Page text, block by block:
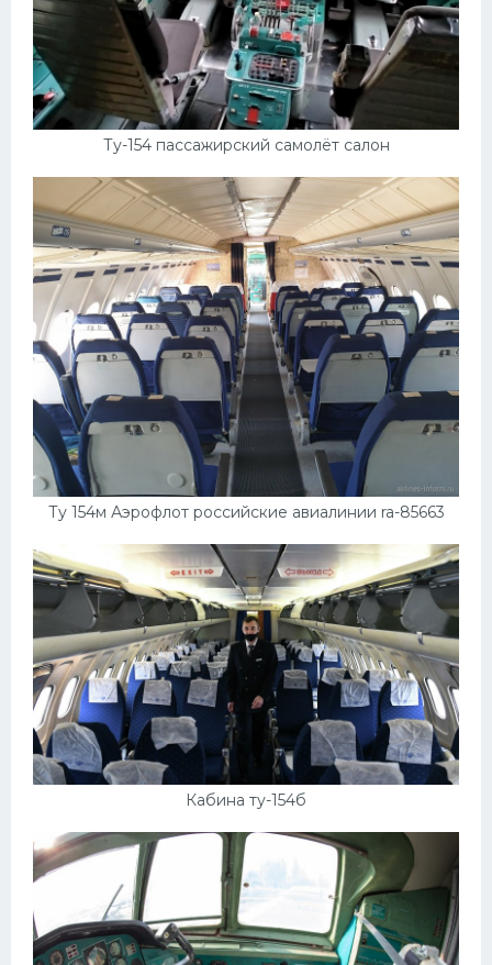
Ту-154 пассажирский самолёт салон
Ту 154м Аэрофлот российские авиалинии ra-85663
Кабина ту-154б